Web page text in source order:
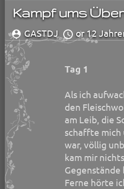
Kampf ums
GASTDJ or 12
Tag 1
Als ich
den
am Leib, die
schaffte mich
war, völlig
kam mir
Gegenstände
Ferne hörte